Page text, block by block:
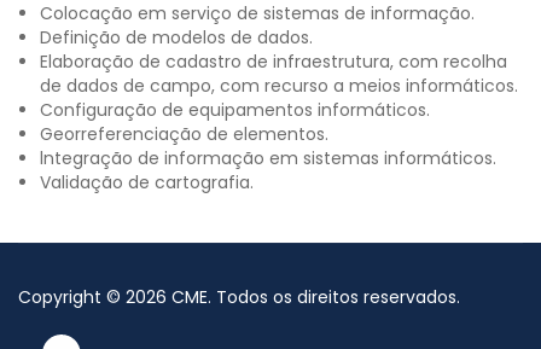
Colocação em serviço de sistemas de informação.
Definição de modelos de dados.
Elaboração de cadastro de infraestrutura, com recolha
de dados de campo, com recurso a meios informáticos.
Configuração de equipamentos informáticos.
Georreferenciação de elementos.
lntegração de informação em sistemas informáticos.
Validação de cartografia.
Copyright © 2026 CME. Todos os direitos reservados.